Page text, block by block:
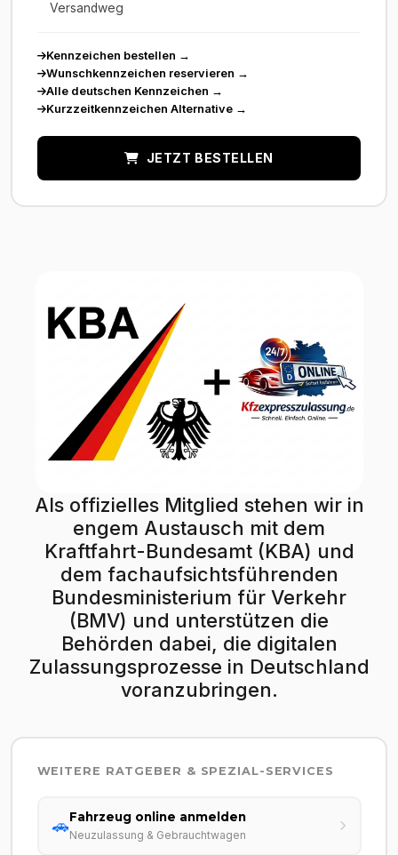
Versandweg
Kennzeichen bestellen →
Wunschkennzeichen reservieren →
Alle deutschen Kennzeichen →
Kurzzeitkennzeichen Alternative →
JETZT BESTELLEN
Als offizielles Mitglied stehen wir in
engem Austausch mit dem
Kraftfahrt-Bundesamt (KBA) und
dem fachaufsichtsführenden
Bundesministerium für Verkehr
(BMV) und unterstützen die
Behörden dabei, die digitalen
Zulassungsprozesse in Deutschland
voranzubringen.
WEITERE RATGEBER & SPEZIAL-SERVICES
🚗Fahrzeug online anmelden
Neuzulassung & Gebrauchtwagen